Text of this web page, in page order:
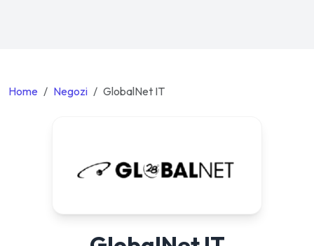
Home Negozi GlobalNet IT